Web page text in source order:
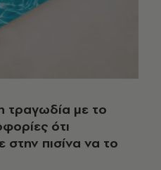
με το
ότι
στην πισίνα να το